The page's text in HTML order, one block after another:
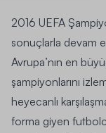
2016 UEFA
sonuçlarla devam
Avrupa’nın en
şampiyonlarını
heyecanlı
forma giyen